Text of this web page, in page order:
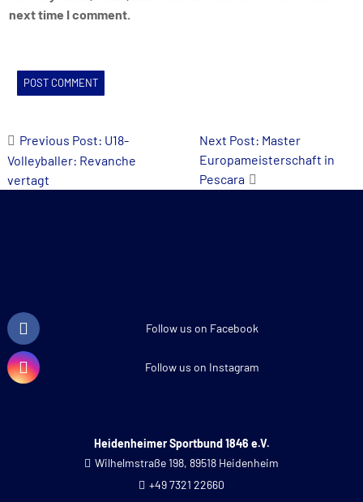
next time I comment.
Post
navigation
Previous Post: U18-
Volleyballer: Revanche
vertagt
Next Post: Master
Europameisterschaft in
Pescara
Follow us on Facebook
Follow us on Instagram
Heidenheimer Sportbund 1846 e.V.
Wilhelmstraße 198, 89518 Heidenheim
+49 7321 22660